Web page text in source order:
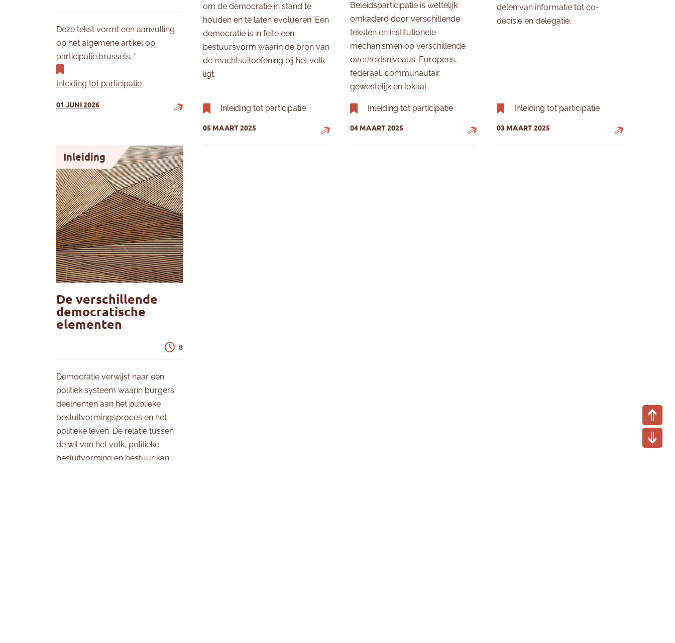
Deze tekst vormt een aanvulling
op het algemene artikel op
participatie.brussels, “
Inleiding tot participatie
01 JUNI 2026
Overzicht van de bepalingen inzake burgerparticipatie in de Nieuwe Gemeentewet (NGW)
om de democratie in stand te
houden en te laten evolueren. Een
democratie is in feite een
bestuursvorm waarin de bron van
de machtsuitoefening bij het volk
ligt.
Inleiding tot participatie
05 MAART 2025
Beleidsparticipatie is wettelijk
omkaderd door verschillende
teksten en institutionele
mechanismen op verschillende
overheidsniveaus: Europees,
federaal, communautair,
gewestelijk en lokaal.
Inleiding tot participatie
04 MAART 2025
delen van informatie tot co-
decisie en delegatie.
Inleiding tot participatie
03 MAART 2025
Inleiding
De verschillende
democratische
elementen
8
Democratie verwijst naar een
politiek systeem waarin burgers
deelnemen aan het publieke
besluitvormingsproces en het
politieke leven. De relatie tussen
de wil van het volk, politieke
besluitvorming en bestuur kan